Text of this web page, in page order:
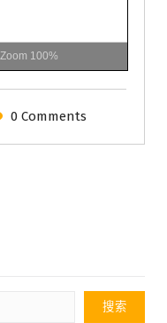
Zoom 100%
0 Comments